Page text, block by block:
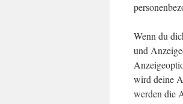
Wenn du
und
wird deine
werden die